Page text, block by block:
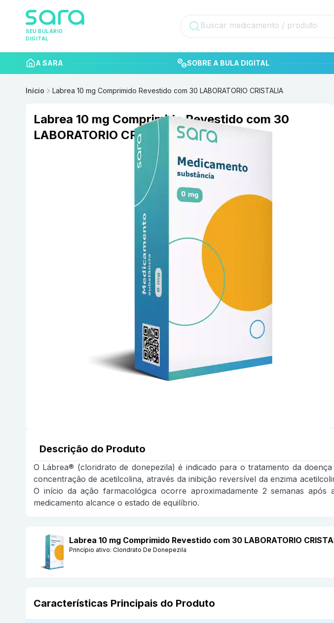
SEU BULÁRIO
DIGITAL
A SARA SOBRE A BULA DIGITAL
Início Labrea 10 mg Comprimido Revestido com 30 LABORATORIO CRISTALIA
Labrea 10 mg Comprimido Revestido com 30
LABORATORIO CRISTALIA
Descrição do Produto
O Lábrea® (cloridrato de donepezila) é indicado para o tratamento da
concentração de acetilcolina, através da inibição reversível da enzima
O início da ação farmacológica ocorre aproximadamente 2 semanas
medicamento alcance o estado de equilíbrio.
Labrea 10 mg Comprimido Revestido com 30 LABORATORIO
Princípio ativo: Cloridrato De Donepezila
Características Principais do Produto